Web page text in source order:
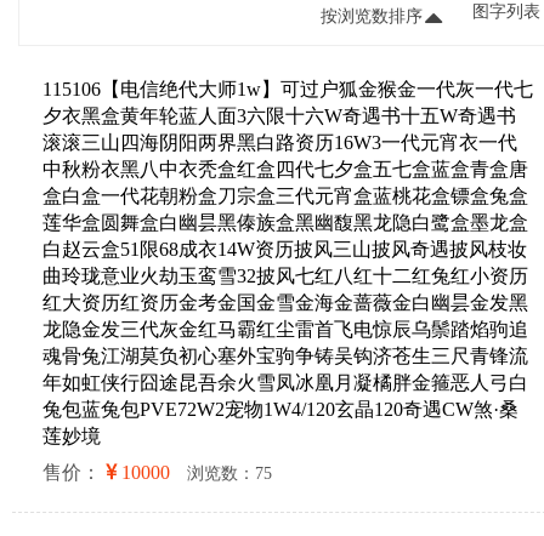
按浏览数排序
图字列表
115106【电信绝代大师1w】可过户狐金猴金一代灰一代七
夕衣黑盒黄年轮蓝人面3六限十六W奇遇书十五W奇遇书
滚滚三山四海阴阳两界黑白路资历16W3一代元宵衣一代
中秋粉衣黑八中衣秃盒红盒四代七夕盒五七盒蓝盒青盒唐
盒白盒一代花朝粉盒刀宗盒三代元宵盒蓝桃花盒镖盒兔盒
莲华盒圆舞盒白幽昙黑傣族盒黑幽馥黑龙隐白鹭盒墨龙盒
白赵云盒51限68成衣14W资历披风三山披风奇遇披风枝妆
曲玲珑意业火劫玉鸾雪32披风七红八红十二红兔红小资历
红大资历红资历金考金国金雪金海金蔷薇金白幽昙金发黑
龙隐金发三代灰金红马霸红尘雷首飞电惊辰乌鬃踏焰驹追
魂骨兔江湖莫负初心塞外宝驹争铸吴钩济苍生三尺青锋流
年如虹侠行囧途昆吾余火雪凤冰凰月凝橘胖金箍恶人弓白
兔包蓝兔包PVE72W2宠物1W4/120玄晶120奇遇CW煞·桑
莲妙境
售价：
10000 浏览数：75